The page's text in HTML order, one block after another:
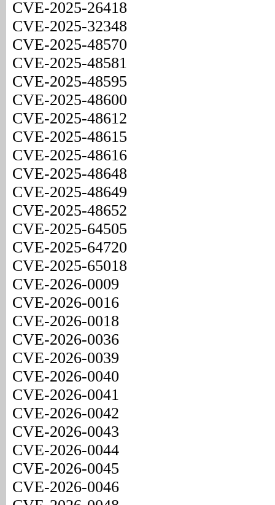
CVE-2025-26418
CVE-2025-32348
CVE-2025-48570
CVE-2025-48581
CVE-2025-48595
CVE-2025-48600
CVE-2025-48612
CVE-2025-48615
CVE-2025-48616
CVE-2025-48648
CVE-2025-48649
CVE-2025-48652
CVE-2025-64505
CVE-2025-64720
CVE-2025-65018
CVE-2026-0009
CVE-2026-0016
CVE-2026-0018
CVE-2026-0036
CVE-2026-0039
CVE-2026-0040
CVE-2026-0041
CVE-2026-0042
CVE-2026-0043
CVE-2026-0044
CVE-2026-0045
CVE-2026-0046